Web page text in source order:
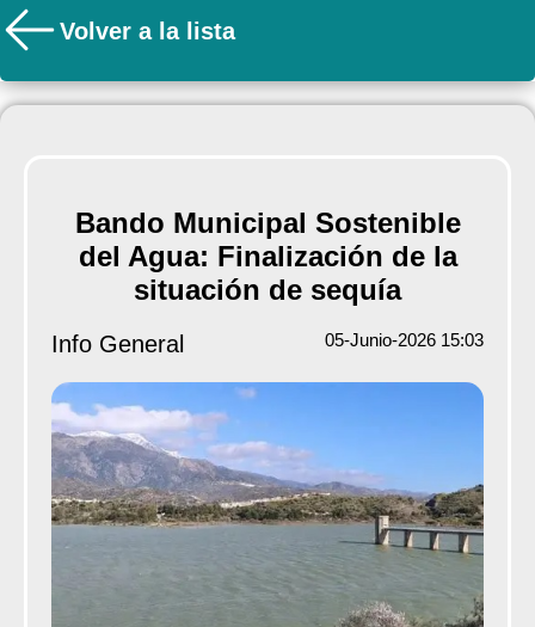
Volver a la lista
Bando Municipal Sostenible
del Agua: Finalización de la
situación de sequía
Info General 05-Junio-2026 15:03